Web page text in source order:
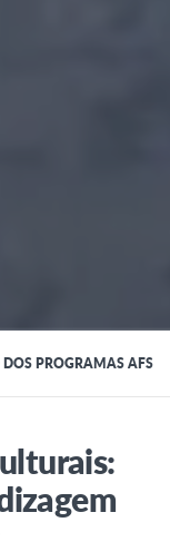
PROGRAMAS AFS